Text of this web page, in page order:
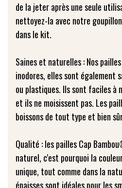
de la jeter après une seule
nettoyez-la avec notre
dans le kit.
Saines et naturelles : Nos
inodores, elles sont également
ou plastiques. Ils sont faciles
et ils ne moisissent pas. Les
boissons de tout type et bien
Qualité : les pailles Cap
naturel, c'est pourquoi la
unique, tout comme dans la
épaisses sont idéales pour les